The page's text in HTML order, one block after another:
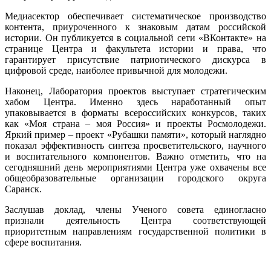
Медиасектор обеспечивает систематическое производство
контента, приуроченного к знаковым датам российской
истории. Он публикуется в социальной сети «ВКонтакте» на
странице Центра и факультета истории и права, что
гарантирует присутствие патриотического дискурса в
цифровой среде, наиболее привычной для молодежи.
Наконец, Лаборатория проектов выступает стратегическим
хабом Центра. Именно здесь наработанный опыт
упаковывается в форматы всероссийских конкурсов, таких
как «Моя страна – моя Россия» и проекты Росмолодежи.
Яркий пример – проект «Рубашки памяти», который наглядно
показал эффективность синтеза просветительского, научного
и воспитательного компонентов. Важно отметить, что на
сегодняшний день мероприятиями Центра уже охвачены все
общеобразовательные организации городского округа
Саранск.
Заслушав доклад, члены Ученого совета единогласно
признали деятельность Центра соответствующей
приоритетным направлениям государственной политики в
сфере воспитания.